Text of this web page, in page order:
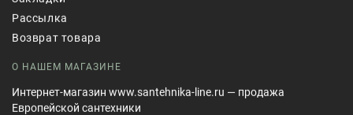
Рассылка
Возврат товара
О НАШЕМ МАГАЗИНЕ
Интернет-магазин www.santehnika-line.ru — продажа
Европейской сантехники